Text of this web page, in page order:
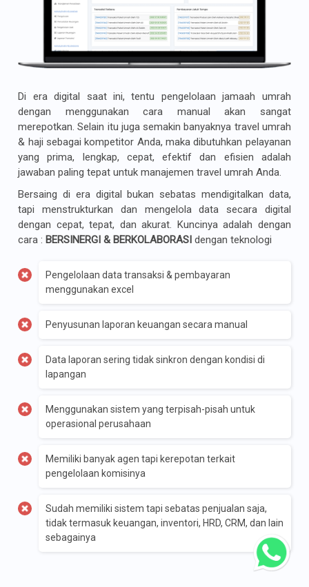
Di era digital saat ini, tentu pengelolaan jamaah umrah
dengan menggunakan cara manual akan sangat
merepotkan. Selain itu juga semakin banyaknya travel umrah
& haji sebagai kompetitor Anda, maka dibutuhkan pelayanan
yang prima, lengkap, cepat, efektif dan efisien adalah
jawaban paling tepat untuk manajemen travel umrah Anda.
Bersaing di era digital bukan sebatas mendigitalkan data,
tapi menstrukturkan dan mengelola data secara digital
dengan cepat, tepat, dan akurat. Kuncinya adalah dengan
cara : BERSINERGI & BERKOLABORASI dengan teknologi
Pengelolaan data transaksi & pembayaran
menggunakan excel
Penyusunan laporan keuangan secara manual
Data laporan sering tidak sinkron dengan kondisi di
lapangan
Menggunakan sistem yang terpisah-pisah untuk
operasional perusahaan
Memiliki banyak agen tapi kerepotan terkait
pengelolaan komisinya
Sudah memiliki sistem tapi sebatas penjualan saja,
tidak termasuk keuangan, inventori, HRD, CRM, dan lain
sebagainya